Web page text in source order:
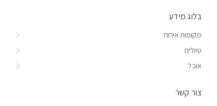
בלוג מידע
מקומות אירוח
טיולים
אוכל
צור קשר